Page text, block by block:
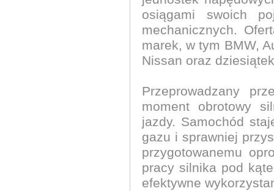
osiągami swoich
mechanicznych.
marek, w tym BMW,
Nissan oraz
Przeprowadzany
moment obrotowy
jazdy. Samochód
gazu i sprawniej
przygotowanemu
pracy silnika pod
efektywne